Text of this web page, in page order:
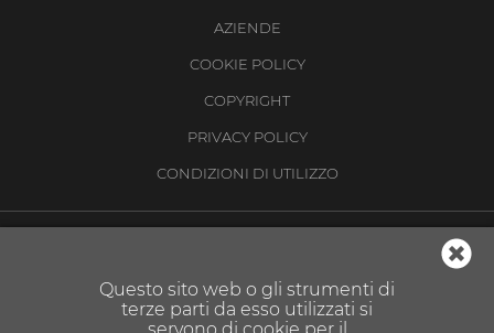
Questo sito web o gli strumenti di
terze parti da esso utilizzati si
AZIENDE
COOKIE POLICY
COPYRIGHT
PRIVACY POLICY
CONDIZIONI DI UTILIZZO